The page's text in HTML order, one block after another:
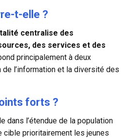
t-elle ?
centralise des
des services et des
principalement à deux
l’information et la diversité des
forts ?
dans l’étendue de la population
cible prioritairement les jeunes